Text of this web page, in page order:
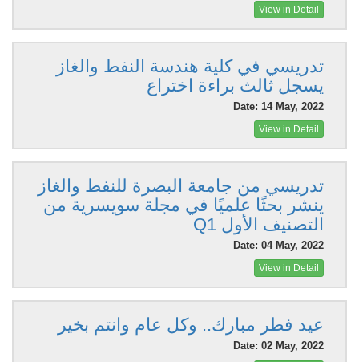
View in Detail
تدريسي في كلية هندسة النفط والغاز
يسجل ثالث براءة اختراع
Date: 14 May, 2022
View in Detail
تدريسي من جامعة البصرة للنفط والغاز
ينشر بحثًا علميًا في مجلة سويسرية من
التصنيف الأول Q1
Date: 04 May, 2022
View in Detail
عيد فطر مبارك.. وكل عام وانتم بخير
Date: 02 May, 2022